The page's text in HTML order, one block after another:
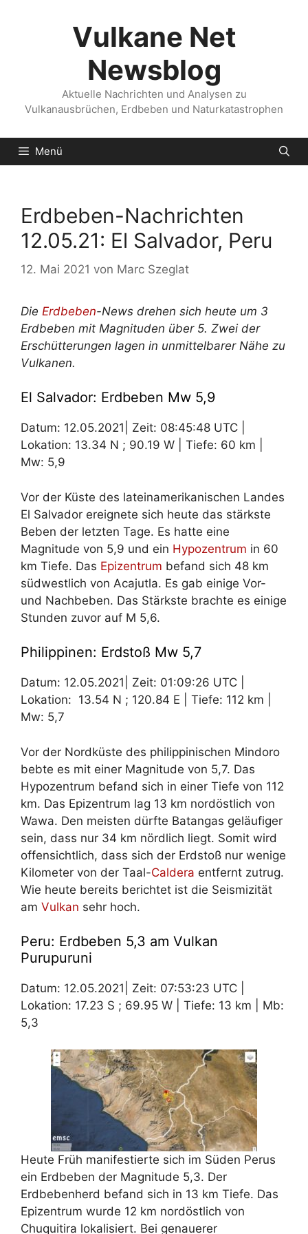
Vulkane Net
Newsblog
Aktuelle Nachrichten und Analysen zu
Vulkanausbrüchen, Erdbeben und Naturkatastrophen
Menü
Erdbeben-Nachrichten
12.05.21: El Salvador, Peru
12. Mai 2021 von Marc Szeglat
Die Erdbeben-News drehen sich heute um 3
Erdbeben mit Magnituden über 5. Zwei der
Erschütterungen lagen in unmittelbarer Nähe zu
Vulkanen.
El Salvador: Erdbeben Mw 5,9
Datum: 12.05.2021| Zeit: 08:45:48 UTC |
Lokation: 13.34 N ; 90.19 W | Tiefe: 60 km |
Mw: 5,9
Vor der Küste des lateinamerikanischen Landes
El Salvador ereignete sich heute das stärkste
Beben der letzten Tage. Es hatte eine
Magnitude von 5,9 und ein Hypozentrum in 60
km Tiefe. Das Epizentrum befand sich 48 km
südwestlich von Acajutla. Es gab einige Vor-
und Nachbeben. Das Stärkste brachte es einige
Stunden zuvor auf M 5,6.
Philippinen: Erdstoß Mw 5,7
Datum: 12.05.2021| Zeit: 01:09:26 UTC |
Lokation: 13.54 N ; 120.84 E | Tiefe: 112 km |
Mw: 5,7
Vor der Nordküste des philippinischen Mindoro
bebte es mit einer Magnitude von 5,7. Das
Hypozentrum befand sich in einer Tiefe von 112
km. Das Epizentrum lag 13 km nordöstlich von
Wawa. Den meisten dürfte Batangas geläufiger
sein, dass nur 34 km nördlich liegt. Somit wird
offensichtlich, dass sich der Erdstoß nur wenige
Kilometer von der Taal-Caldera entfernt zutrug.
Wie heute bereits berichtet ist die Seismizität
am Vulkan sehr hoch.
Peru: Erdbeben 5,3 am Vulkan
Purupuruni
Datum: 12.05.2021| Zeit: 07:53:23 UTC |
Lokation: 17.23 S ; 69.95 W | Tiefe: 13 km | Mb:
5,3
Heute Früh manifestierte sich im Süden Perus
ein Erdbeben der Magnitude 5,3. Der
Erdbebenherd befand sich in 13 km Tiefe. Das
Epizentrum wurde 12 km nordöstlich von
Chuquitira lokalisiert. Bei genauerer